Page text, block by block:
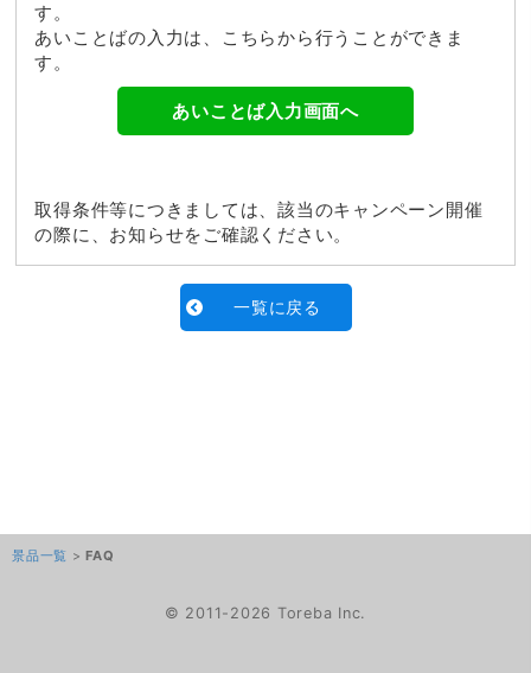
す。
あいことばの入力は、こちらから行うことができま
す。
あいことば入力画面へ
取得条件等につきましては、該当のキャンペーン開催
の際に、お知らせをご確認ください。
一覧に戻る
景品一覧 >FAQ
© 2011-2026 Toreba Inc.